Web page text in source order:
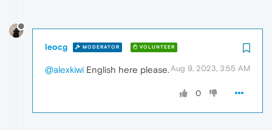
leocg MODERATOR VOLUNTEER
Aug 9, 2023, 3:55 AM
@alexkiwi English here please.
0